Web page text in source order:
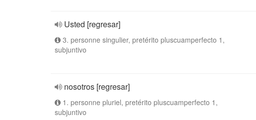
Usted [regresar]
3. personne singulier, pretérito pluscuamperfecto 1,
subjuntivo
nosotros [regresar]
1. personne pluriel, pretérito pluscuamperfecto 1,
subjuntivo